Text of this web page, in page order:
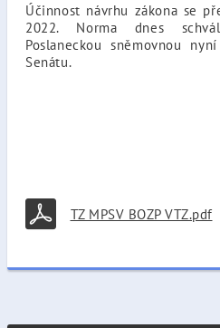
Účinnost návrhu zákona se
2022. Norma dnes
Poslaneckou sněmovnou
Senátu.
TZ MPSV BOZP VTZ.pdf